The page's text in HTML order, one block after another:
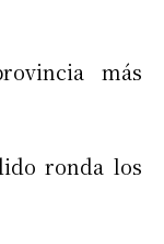
más
ronda los